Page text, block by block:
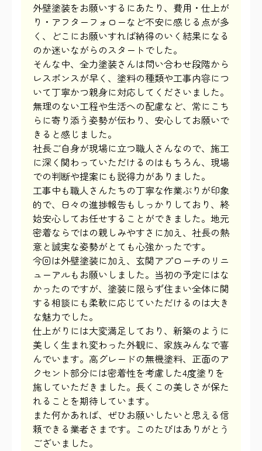
外壁塗装をお願いするにあたり、費用・仕上が
り・アフターフォローなど不安に感じる点が多
く、どこにお願いすれば納得のいく結果になる
のか迷いながらのスタートでした。
そんな中、全力塗装さんは問い合わせ段階から
レスポンスが早く、塗料の種類や工事内容につ
いて丁寧かつ親身に対応してくださいました。
無理のない工程や生活への配慮など、常にこち
らに寄り添う姿勢が伝わり、安心してお願いで
きると感じました。
社長ご自身が現場に立つ職人さんなので、施工
に深く関わっていただけるのはもちろん、現場
での判断や提案にも説得力がありました。
工事中も職人さんたちの丁寧な作業ぶりが印象
的で、日々の進捗報告もしっかりしており、終
始安心してお任せすることができました。地元
密着ならではの親しみやすさに加え、社長の熱
意と誠実な姿勢がとても心強かったです。
今回は外壁塗装に加え、玄関アプローチのリニ
ューアルもお願いしました。当初の予定にはな
かったのですが、塗装に限らず住まい全体に関
する相談にも柔軟に応じていただけるのは大き
な魅力でした。
仕上がりには大変満足しており、新築のように
美しく生まれ変わった外観に、家族みんなで喜
んでいます。高グレードの無機塗料、正面のア
クセント部分には密着性を考慮した4度塗りを
施していただきました。長くこの美しさが保た
れることを期待しています。
また何かあれば、ぜひお願いしたいと思える信
頼できる業者さまです。このたびはありがとう
ございました。